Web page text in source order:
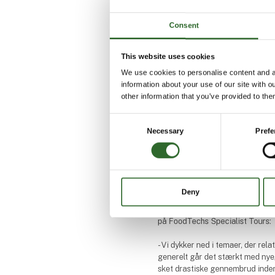
Consent
This website uses cookies
We use cookies to personalise content and
information about your use of our site with
other information that you’ve provided to
Necessary
Deny
World of Beer tæller to
procesoptimering og
ingeniører,
oplagt anledning til at netværke
branchefolk.
Turene forestås af Axel G.
Brewing Consult, og han
ølbrygning.
- Den danske øl-industri har
på at møde repræsentanter fra
rådgivning, forklarer Axel G.
på FoodTechs Specialist Tours:
- Vi dykker ned i temaer, der
generelt går det stærkt med
sket drastiske gennembrud